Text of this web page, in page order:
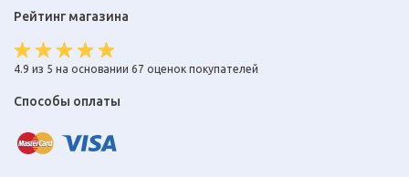
Рейтинг магазина
4.9 из 5 на основании 67 оценок покупателей
Способы оплаты